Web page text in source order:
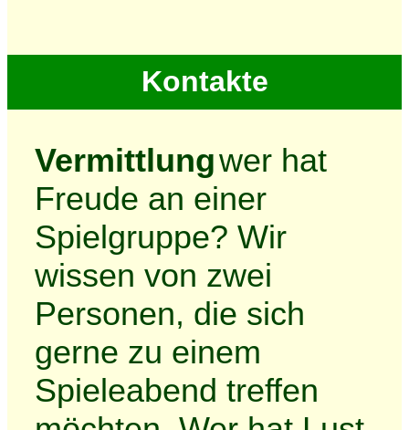
Kontakte
Vermittlungwer hat
Freude an einer
Spielgruppe? Wir
wissen von zwei
Personen, die sich
gerne zu einem
Spieleabend treffen